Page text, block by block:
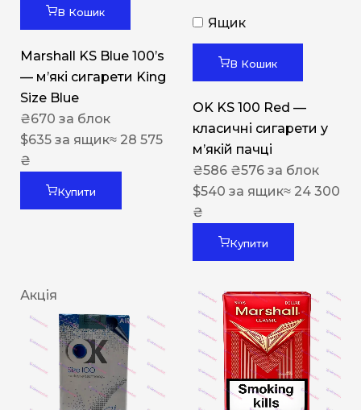
В Кошик
Marshall KS Blue 100’s
— м’які сигарети King
Size Blue
₴670 за блок
$635 за ящик≈ 28 575
₴
Купити
Ящик
В Кошик
OK KS 100 Red —
класичні сигарети у
м’якій пачці
₴586 ₴576 за блок
$540 за ящик≈ 24 300
₴
Купити
Акція